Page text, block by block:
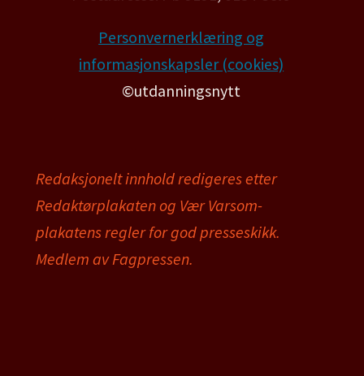
Personvernerklæring og
informasjonskapsler (cookies)
©utdanningsnytt
Redaksjonelt innhold redigeres etter
Redaktørplakaten og Vær Varsom-
plakatens regler for god presseskikk.
Medlem av Fagpressen.